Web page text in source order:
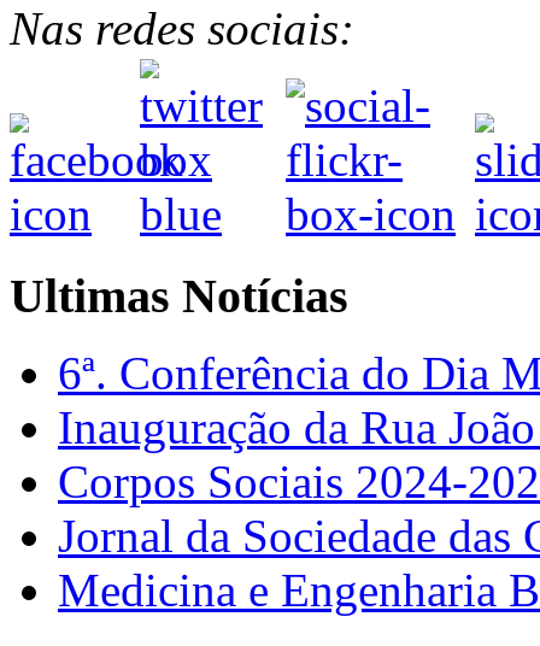
Nas redes sociais:
Ultimas Notícias
6ª. Conferência do Dia
Inauguração da Rua
Corpos Sociais 2024-
Jornal da Sociedade
Medicina e Engenharia